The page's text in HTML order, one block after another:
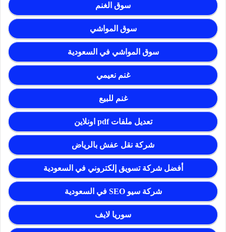
سوق الغنم
سوق المواشي
سوق المواشي في السعودية
غنم نعيمي
غنم للبيع
تعديل ملفات pdf اونلاين
شركة نقل عفش بالرياض
أفضل شركة تسويق إلكتروني في السعودية
شركة سيو SEO في السعودية
سوريا لايف